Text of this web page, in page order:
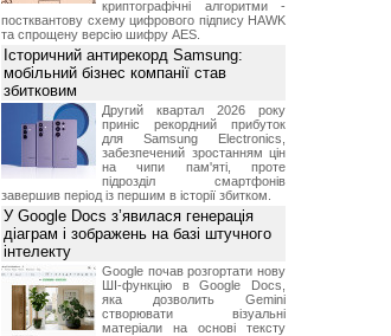
криптографічні алгоритми -
постквантову схему цифрового підпису HAWK
та спрощену версію шифру AES.
Історичний антирекорд Samsung:
мобільний бізнес компанії став
збитковим
Другий квартал 2026 року
приніс рекордний прибуток
для Samsung Electronics,
забезпечений зростанням цін
на чипи пам'яті, проте
підрозділ смартфонів
завершив період із першим в історії збитком.
У Google Docs з’явилася генерація
діаграм і зображень на базі штучного
інтелекту
Google почав розгортати нову
ШІ-функцію в Google Docs,
яка дозволить Gemini
створювати візуальні
матеріали на основі тексту